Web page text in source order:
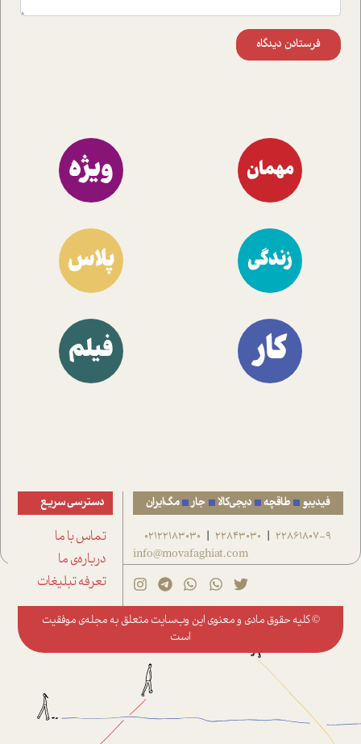
فرستادن دیدگاه
مهمان ویژه
زندگی پلاس
کار فیلم
فیدیبو طاقچه دیجی‌کالا جار مگ‌ایران
22861807-9
|
22843030
|
02122183030
info@movafaghiat.com
دسترسی سریع
تماس با ما
درباره‌ی ما
تعرفه تبلیغات
© کلیه حقوق مادی و معنوی این وب‌سایت متعلق به مجله‌ی موفقیت
است